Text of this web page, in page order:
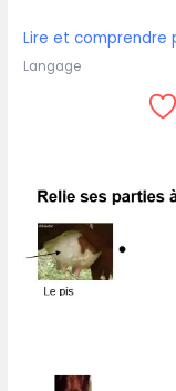
Lire et comprendre
Langage